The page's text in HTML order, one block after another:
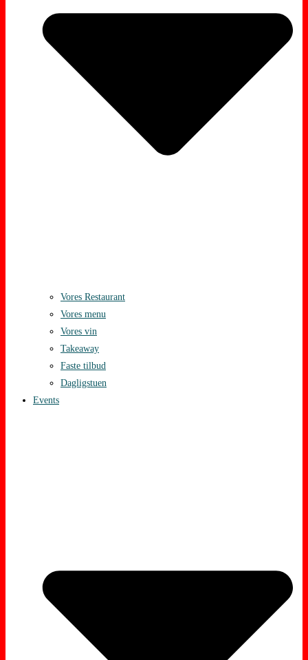
Vores Restaurant
Vores menu
Vores vin
Takeaway
Faste tilbud
Dagligstuen
Events